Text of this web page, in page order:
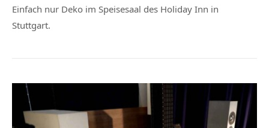
Einfach nur Deko im Speisesaal des Holiday Inn in
Stuttgart.